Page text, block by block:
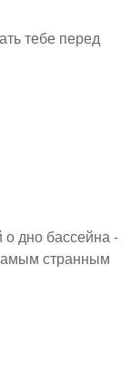
тебе перед
о дно бассейна -
странным